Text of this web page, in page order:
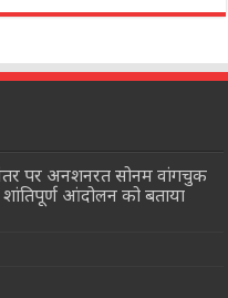
पर अनशनरत सोनम वांगचुक
आंदोलन को बताया